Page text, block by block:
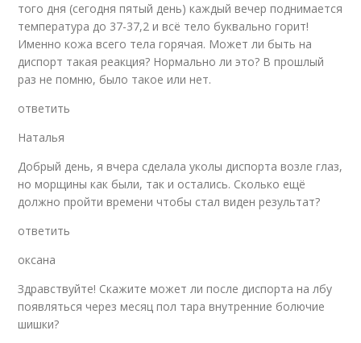
того дня (сегодня пятый день) каждый вечер поднимается
температура до 37-37,2 и всё тело буквально горит!
Именно кожа всего тела горячая. Может ли быть на
диспорт такая реакция? Нормально ли это? В прошлый
раз не помню, было такое или нет.
ответить
Наталья
Добрый день, я вчера сделала уколы диспорта возле глаз,
но морщины как были, так и остались. Сколько ещё
должно пройти времени чтобы стал виден результат?
ответить
оксана
Здравствуйте! Скажите может ли после диспорта на лбу
появляться через месяц пол тара внутренние болючие
шишки?